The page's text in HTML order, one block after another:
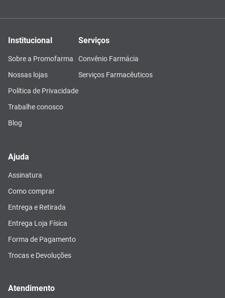
Institucional
Sobre a Promofarma
Nossas lojas
Política de Privacidade
Trabalhe conosco
Blog
Serviços
Convênio Farmácia
Serviços Farmacêuticos
Ajuda
Assinatura
Como comprar
Entrega e Retirada
Entrega Loja Física
Forma de Pagamento
Trocas e Devoluções
Atendimento